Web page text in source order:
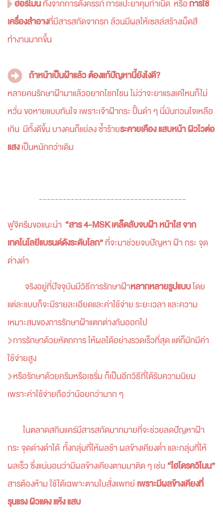
ฮอร์โมนทั้งจากการตั้งครรภ์ การแปะยาคุมกำเนิด หรือการใช้
เครื่องสำอางที่มีสารสกัดจากรก ล้วนมีผลให้เซลล์สร้างเม็ดสี
ทำงานมากขึ้น
ถ้าหน้าเป็นฝ้าแล้ว ต้องแก้ปัญหานี้ยังไงดี?
หลายคนรักษาฝ้ามาแล้วอยากโชกโชน ไม่ว่าจะยาแรงแค่ไหนก็ไม่
หวั่น ขอหายแบบทันใจ เพราะเจ้าฝ้ากระ ปื้นดำ ๆ นี่มันกวนใจเหลือ
เกิน มีทั้งดีขึ้น บางคนก็แย่ลง ซ้ำร้ายระคายเคือง แสบหน้า ผิวไวต่อ
แสงเป็นหนักกว่าเดิม
-------------------------------------
ฟูจิครีมขอแนะนำ “สาร 4-MSK เคล็ดลับจบฝ้า หน้าใส จาก
เทคโนโลยีแบรนด์ดังระดับโลก”ที่จะมาช่วยจบปัญหา ฝ้า กระ จุด
ด่างดำ
จริงอยู่ที่ปัจจุบันมีวิธีการรักษาฝ้าหลากหลายรูปแบบโดย
แต่ละแบบก็จะมีรายละเอียดและค่าใช้จ่าย ระยะเวลา และความ
เหมาะสมของการรักษาฝ้าแตกต่างกันออกไป
การรักษาด้วยหัตถการ ให้ผลได้อย่างรวดเร็วที่สุด แต่ก็มักมีค่า
ใช้จ่ายสูง
หรือรักษาด้วยครีมหรือเซรั่ม ก็เป็นอีกวิธีที่ได้รับความนิยม
เพราะค่าใช้จ่ายถือว่าน้อยกว่ามาก ๆ
ในตลาดสกินแคร์มีสารสกัดมากมายที่จะช่วยลดปัญหาฝ้า
กระ จุดด่างดำได้ ทั้งกลุ่มที่ให้ผลช้า ผลข้างเคียงต่ำ และกลุ่มที่ให้
ผลเร็ว ซึ่งแน่นอนว่ามีผลข้างเคียงตามมาติด ๆ เช่น “ไฮโดรควิโนน”
สารต้องห้ามใช้ได้เฉพาะตามใบสั่งแพทย์เพราะมีผลข้างเคียงที่
รุนแรง ผิวแดง แห้ง แสบ